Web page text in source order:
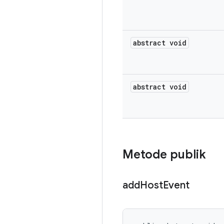
abstract void
abstract void
Metode publik
addHostEvent